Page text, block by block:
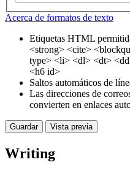
Acerca de formatos de texto
Etiquetas HTML
<strong> <cite>
type> <li> <dl> <dt>
<h6 id>
Saltos automáticos de
Las direcciones de
convierten en enlaces
Writing